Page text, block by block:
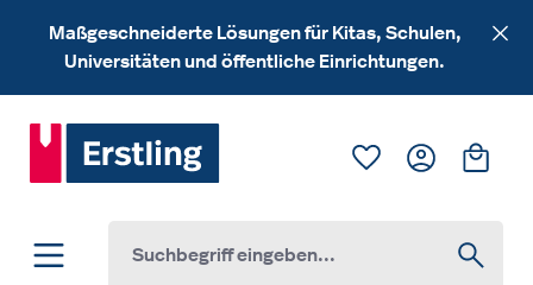
Zum Hauptinhalt springen
Maßgeschneiderte Lösungen für Kitas, Schulen,
Universitäten und öffentliche Einrichtungen.
Du hast 0